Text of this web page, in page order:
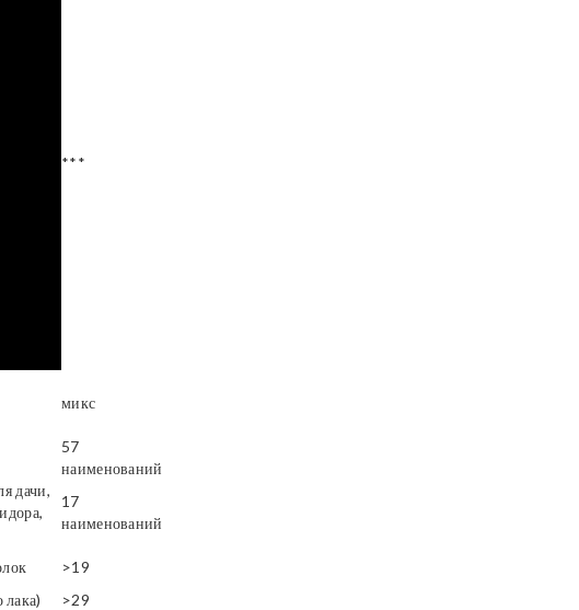
***
микс
57
наименований
дачи,
17
наименований
>19
>29